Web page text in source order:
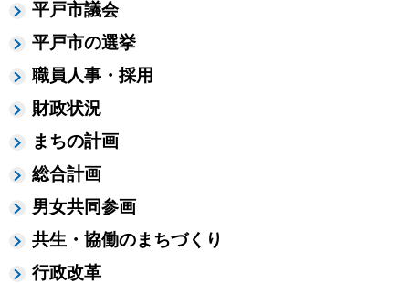
平戸市議会
平戸市の選挙
職員人事・採用
財政状況
まちの計画
総合計画
男女共同参画
共生・協働のまちづくり
行政改革